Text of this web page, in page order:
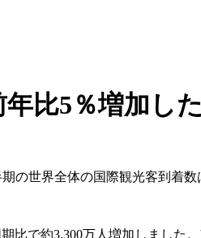
比5％増加した
の世界全体の国際観光客到着数
で約3,300万人増加しました